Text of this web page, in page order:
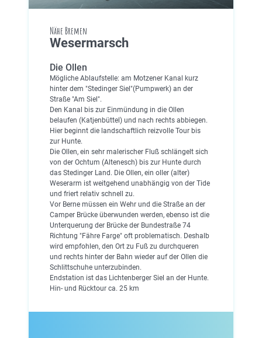
Nähe Bremen
Wesermarsch
Die Ollen
Mögliche Ablaufstelle: am Motzener Kanal kurz
hinter dem "Stedinger Siel"(Pumpwerk) an der
Straße "Am Siel".
Den Kanal bis zur Einmündung in die Ollen
belaufen (Katjenbüttel) und nach rechts abbiegen.
Hier beginnt die landschaftlich reizvolle Tour bis
zur Hunte.
Die Ollen, ein sehr malerischer Fluß schlängelt sich
von der Ochtum (Altenesch) bis zur Hunte durch
das Stedinger Land. Die Ollen, ein oller (alter)
Weserarm ist weitgehend unabhängig von der Tide
und friert relativ schnell zu.
Vor Berne müssen ein Wehr und die Straße an der
Camper Brücke überwunden werden, ebenso ist die
Unterquerung der Brücke der Bundestraße 74
Richtung "Fähre Farge" oft problematisch. Deshalb
wird empfohlen, den Ort zu Fuß zu durchqueren
und rechts hinter der Bahn wieder auf der Ollen die
Schlittschuhe unterzubinden.
Endstation ist das Lichtenberger Siel an der Hunte.
Hin- und Rücktour ca. 25 km